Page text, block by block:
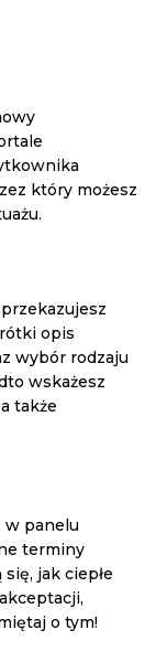
który możesz
opis
wybór rodzaju
wskażesz
także
w panelu
terminy
jak ciepłe
o tym!